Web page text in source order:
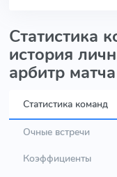
Статистика
история
арбитр матча
Статистика команд
Очные встречи
Коэффициенты